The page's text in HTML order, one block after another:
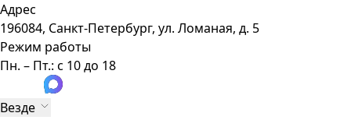
Адрес
196084, Санкт-Петербург, ул. Ломаная, д. 5
Режим работы
Пн. – Пт.: с 10 до 18
Везде